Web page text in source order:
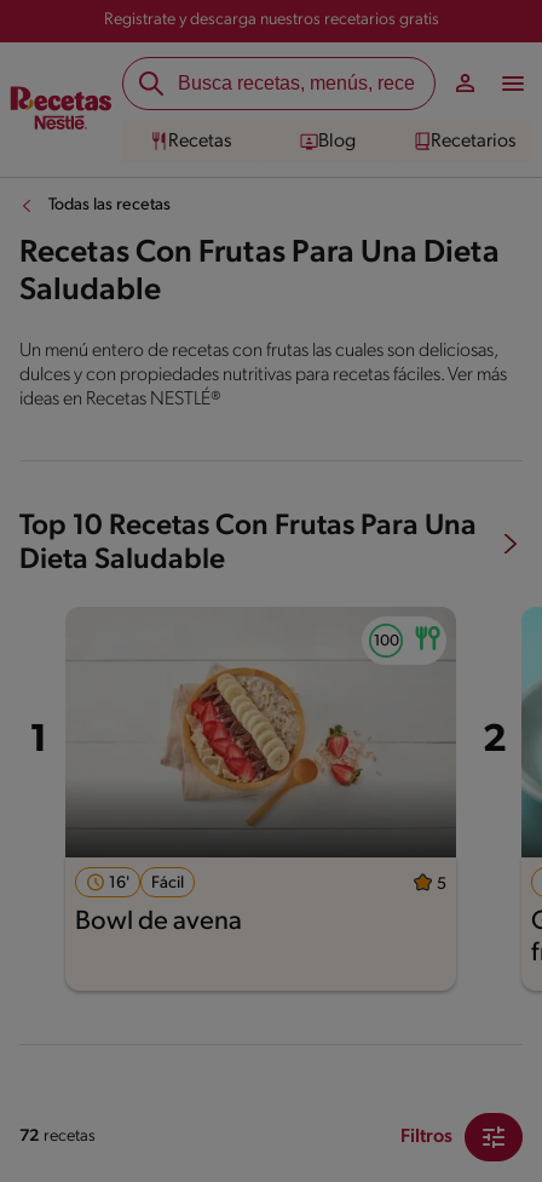
Registrate y descarga nuestros recetarios gratis
Recetas Blog Recetarios
Todas las recetas
Recetas Con Frutas Para Una Dieta
Saludable
Un menú entero de recetas con frutas las cuales son deliciosas,
dulces y con propiedades nutritivas para recetas fáciles. Ver más
ideas en Recetas NESTLÉ®
Top 10 Recetas Con Frutas Para Una
Dieta Saludable
16' Fácil 5
Bowl de avena
72 recetas Filtros